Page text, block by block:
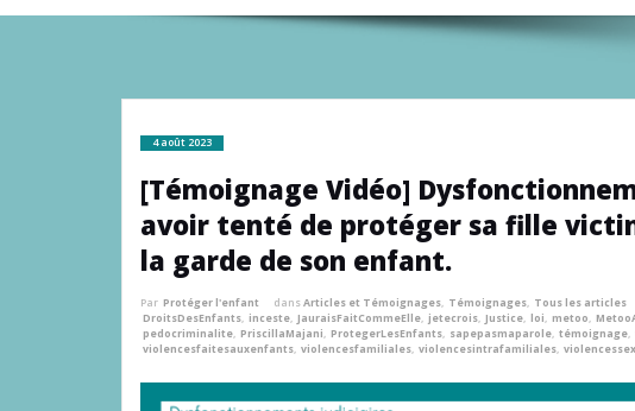
4 août 2023
[Témoignage Vidéo]
avoir tenté de protéger sa fille
la garde de son enfant.
Par Protéger l'enfant dansArticles et Témoignages, Témoignages, Tous les articles
DroitsDesEnfants, inceste, JauraisFaitCommeElle, jetecrois, Justice, loi, metoo,
pedocriminalite, PriscillaMajani, ProtegerLesEnfants, sapepasmaparole, témoignage,
violencesfaitesauxenfants, violencesfamiliales, violencesintrafamiliales,